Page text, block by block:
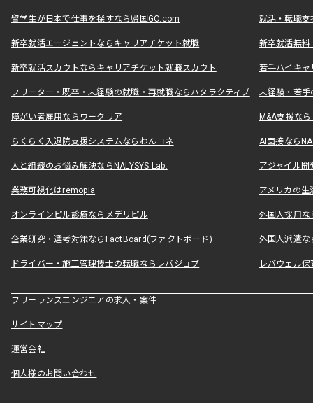
留学生が日本で仕事を探すなら帰国GO.com 就活・転職
新卒就活エージェントならキャリアチケット就職 新卒就活無料
新卒就活スカウトならキャリアチケット就職スカウト 若手ハイキ
フリーター・既卒・未経験の就職・再就職ならハタラクティブ 未経験・若手
障がい者雇用ならワークリア M&A支援な
らくらく入退院支援システムならわんコネ AI面接なら
人と組織のお悩み解決ならNALYSYS Lab. アジャイル
業務可視化はremopia アメリカの
オンラインピル診療ならメデリピル 外国人採用
企業研究・選考対策ならFactBoard(ファクトボード) 外国人派遣な
ドライバー・施工管理技士の転職ならレバジョブ レバウェル
フリーランスエンジニアの求人・案件
サイトマップ
運営会社
個人様のお問い合わせ